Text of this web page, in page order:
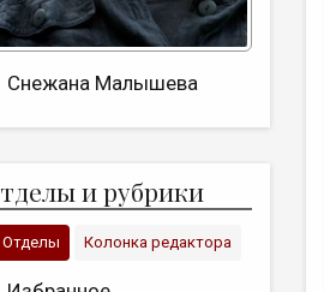
Снежана Малышева
тделы и рубрики
Отделы Колонка редактора